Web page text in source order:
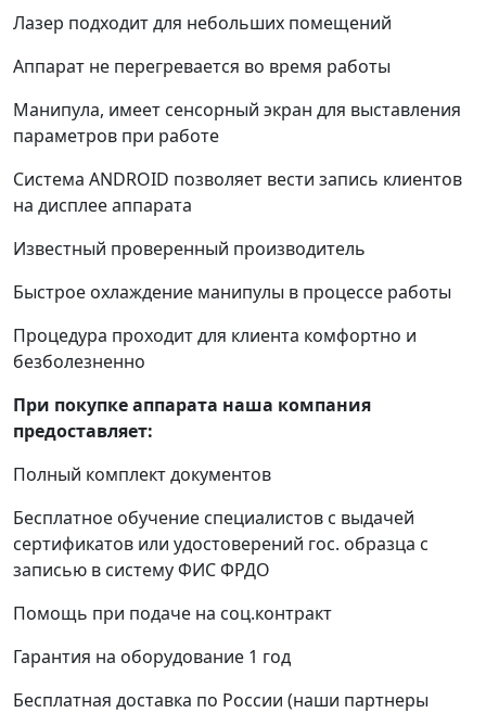
Лазер подходит для небольших помещений
Аппарат не перегревается во время работы
Манипула, имеет сенсорный экран для выставления
параметров при работе
Система ANDROID позволяет вести запись клиентов
на дисплее аппарата
Известный проверенный производитель
Быстрое охлаждение манипулы в процессе работы
Процедура проходит для клиента комфортно и
безболезненно
При покупке аппарата наша компания
предоставляет:
Полный комплект документов
Бесплатное обучение специалистов с выдачей
сертификатов или удостоверений гос. образца с
записью в систему ФИС ФРДО
Помощь при подаче на соц.контракт
Гарантия на оборудование 1 год
Бесплатная доставка по России (наши партнеры